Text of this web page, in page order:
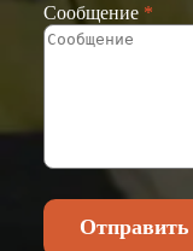
Сообщение *
Отправить